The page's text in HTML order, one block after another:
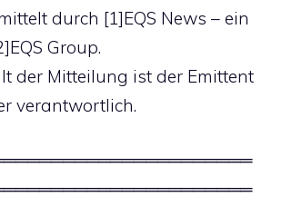
durch [1]EQS News – ein
Group.
der Mitteilung ist der Emittent
verantwortlich.